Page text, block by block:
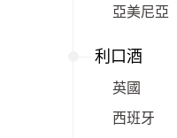
亞美尼亞
利口酒
英國
西班牙